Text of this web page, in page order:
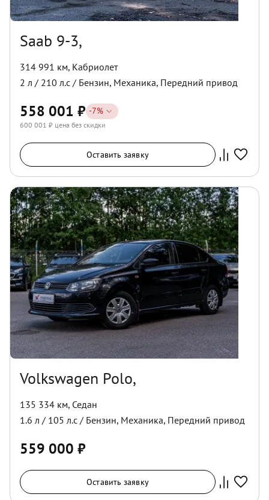
Saab 9-3,
314 991 км, Кабриолет
2 л / 210 л.с / Бензин, Механика, Передний привод
558 001 ₽ -7%
600 001 ₽ цена без скидки
Оставить заявку
Volkswagen Polo,
135 334 км, Седан
1.6 л / 105 л.с / Бензин, Механика, Передний привод
559 000 ₽
Оставить заявку